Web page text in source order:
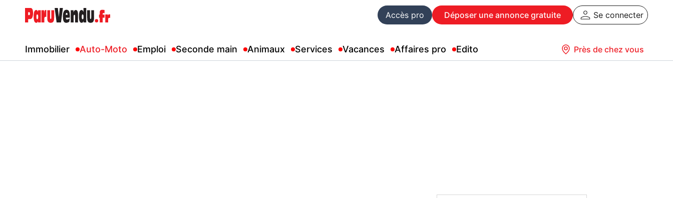
Accès pro Déposer une annonce gratuite Se connecter
Immobilier Auto-Moto Emploi Seconde main Animaux Services Vacances Affaires pro Edito Près de chez vous